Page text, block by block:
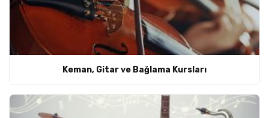
Keman, Gitar ve Bağlama Kursları